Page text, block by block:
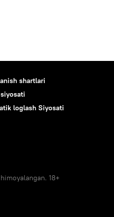
shartlari
loglash Siyosati
18+